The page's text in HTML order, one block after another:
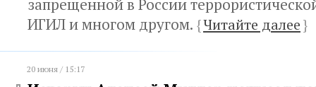
запрещенной в России
ИГИЛ и многом другом. {Читайте далее}
20 июня / 15:17